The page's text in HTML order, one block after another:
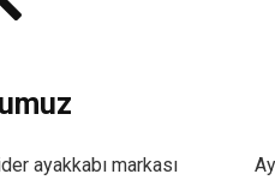
ayakkabı markası